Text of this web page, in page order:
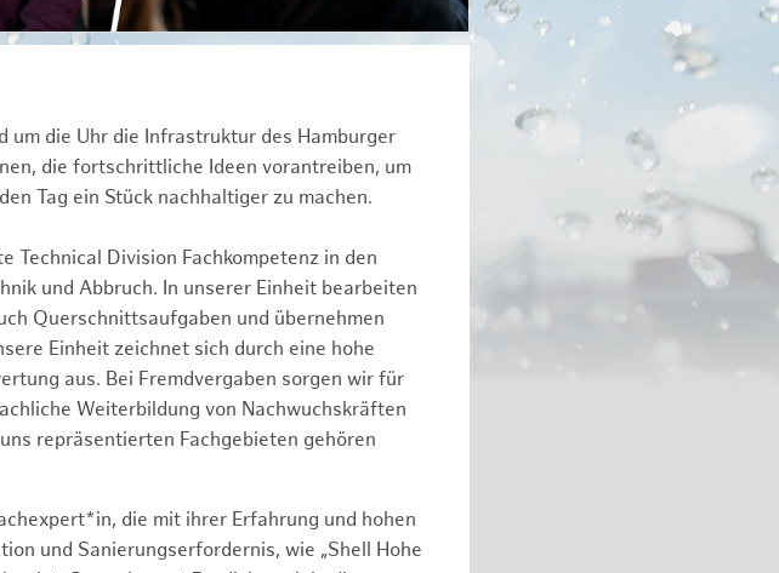
die Uhr die Infrastruktur des Hamburger
die fortschrittliche Ideen vorantreiben, um
Tag ein Stück nachhaltiger zu machen.
Technical Division Fachkompetenz in den
und Abbruch. In unserer Einheit bearbeiten
Querschnittsaufgaben und übernehmen
Einheit zeichnet sich durch eine hohe
aus. Bei Fremdvergaben sorgen wir für
Weiterbildung von Nachwuchskräften
repräsentierten Fachgebieten gehören
die mit ihrer Erfahrung und hohen
und Sanierungserfordernis, wie „Shell Hohe